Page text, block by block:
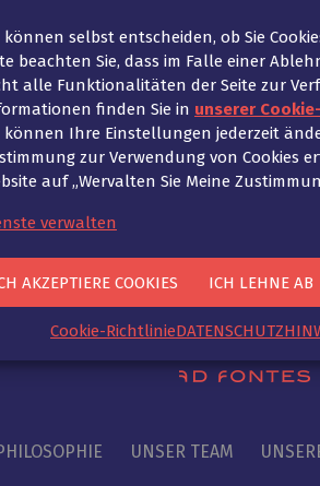
können selbst entscheiden, ob Sie
beachten Sie, dass im Falle einer
alle Funktionalitäten der Seite zur
finden Sie in unserer
können Ihre Einstellungen jederzeit
zur Verwendung von Cookies
auf „Wervalten Sie Meine
verwalten
AKZEPTIERE COOKIES ICH LEHNE AB
Cookie-Richtlinie
24. Februar 2021
eine Lücke bereit, die in der
UNSER TEAM